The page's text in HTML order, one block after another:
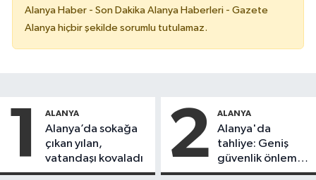
Alanya Haber - Son Dakika Alanya Haberleri - Gazete
Alanya hiçbir şekilde sorumlu tutulamaz.
1 ALANYA
Alanya’da sokağa
çıkan yılan,
vatandaşı kovaladı
2 ALANYA
Alanya'da
tahliye: Geniş
güvenlik önlemi
alındı